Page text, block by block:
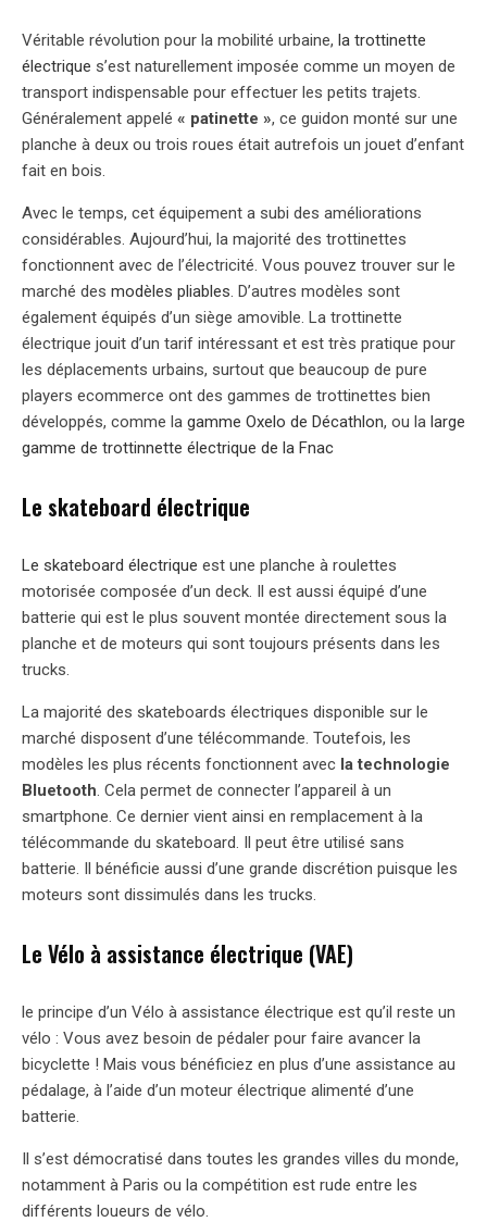
Véritable révolution pour la mobilité urbaine, la trottinette
électrique s’est naturellement imposée comme un moyen de
transport indispensable pour effectuer les petits trajets.
Généralement appelé « patinette », ce guidon monté sur une
planche à deux ou trois roues était autrefois un jouet d’enfant
fait en bois.
Avec le temps, cet équipement a subi des améliorations
considérables. Aujourd’hui, la majorité des trottinettes
fonctionnent avec de l’électricité. Vous pouvez trouver sur le
marché des modèles pliables. D’autres modèles sont
également équipés d’un siège amovible. La trottinette
électrique jouit d’un tarif intéressant et est très pratique pour
les déplacements urbains, surtout que beaucoup de pure
players ecommerce ont des gammes de trottinettes bien
développés, comme la gamme Oxelo de Décathlon, ou la large
gamme de trottinnette électrique de la Fnac
Le skateboard électrique
Le skateboard électrique est une planche à roulettes
motorisée composée d’un deck. Il est aussi équipé d’une
batterie qui est le plus souvent montée directement sous la
planche et de moteurs qui sont toujours présents dans les
trucks.
La majorité des skateboards électriques disponible sur le
marché disposent d’une télécommande. Toutefois, les
modèles les plus récents fonctionnent avec la technologie
Bluetooth. Cela permet de connecter l’appareil à un
smartphone. Ce dernier vient ainsi en remplacement à la
télécommande du skateboard. Il peut être utilisé sans
batterie. Il bénéficie aussi d’une grande discrétion puisque les
moteurs sont dissimulés dans les trucks.
Le Vélo à assistance électrique (VAE)
le principe d’un Vélo à assistance électrique est qu’il reste un
vélo : Vous avez besoin de pédaler pour faire avancer la
bicyclette ! Mais vous bénéficiez en plus d’une assistance au
pédalage, à l’aide d’un moteur électrique alimenté d’une
batterie.
Il s’est démocratisé dans toutes les grandes villes du monde,
notamment à Paris ou la compétition est rude entre les
différents loueurs de vélo.